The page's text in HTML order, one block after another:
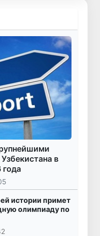
в
года
истории примет
олимпиаду по